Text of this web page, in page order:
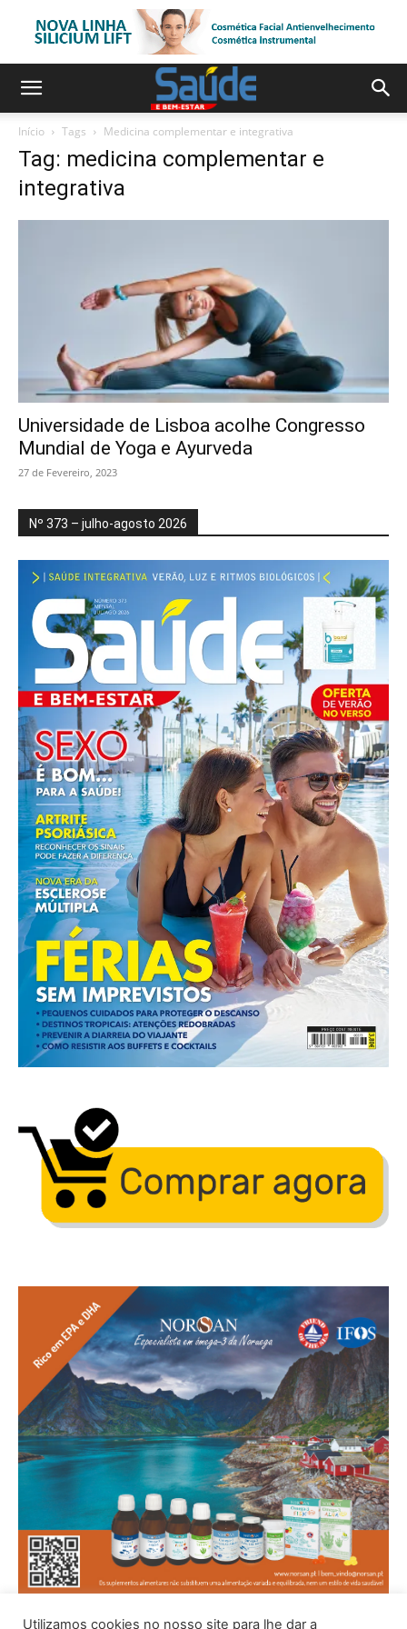
Início Tags Medicina complementar e integrativa
Tag: medicina complementar e
integrativa
Universidade de Lisboa acolhe Congresso
Mundial de Yoga e Ayurveda
27 de Fevereiro, 2023
Nº 373 – julho-agosto 2026
Utilizamos cookies no nosso site para lhe dar a